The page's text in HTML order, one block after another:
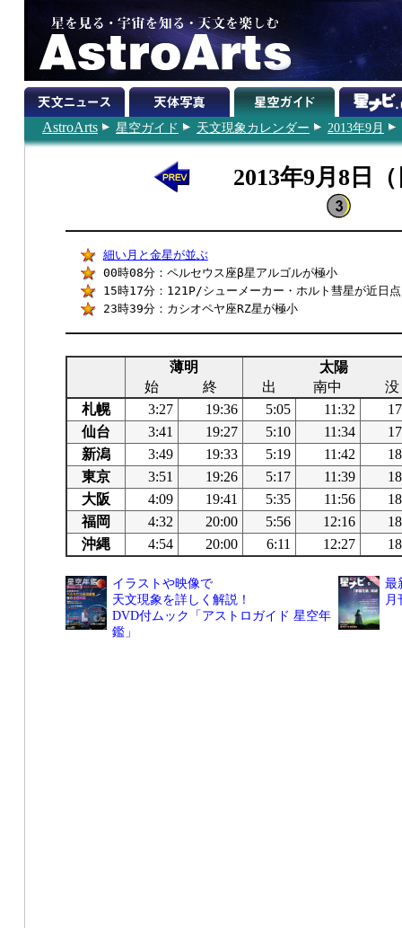
AstroArts 星空ガイド 天文現象カレンダー 2013年9月
2013年9月8日
細い月と金星が並ぶ
00時08分：ペルセウス座β星アルゴルが極小
15時17分：121P/シューメーカー・ホルト彗星が近日
23時39分：カシオペヤ座RZ星が極小
薄明
太陽
始
終 出 南中
没
札幌
3:27 19:36 5:05 11:32
仙台
3:41 19:27 5:10 11:34
新潟
3:49 19:33 5:19 11:42
東京
3:51 19:26 5:17 11:39
大阪
4:09 19:41 5:35 11:56
福岡
4:32 20:00 5:56 12:16
沖縄
4:54 20:00 6:11 12:27
イラストや映像で
天文現象を詳しく解説！
DVD付ムック「アストロガイド 星空年
鑑」
最
月